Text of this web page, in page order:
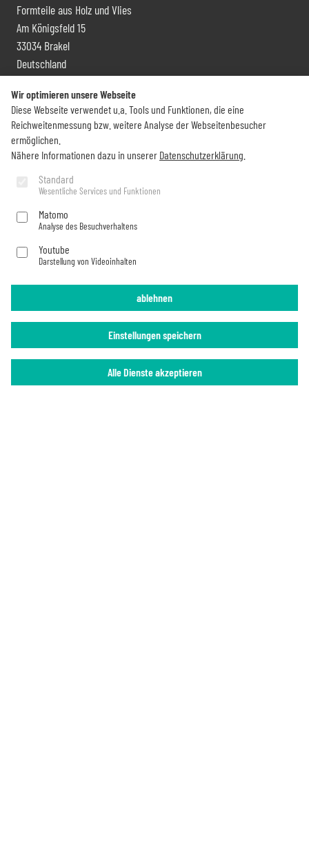
Formteile aus Holz und Vlies
Am Königsfeld 15
33034 Brakel
Deutschland
Kontakt und Vertrieb
+49 (0) 5272 6009 0
info@becker-brakel.de
Sie möchten rund um Becker immer auf dem Laufenden bleiben?
Jetzt abonnieren
Impressum Datenschutz
Wir optimieren unsere Webseite
Diese Webseite verwendet u.a. Tools und Funktionen, die eine
Reichweitenmessung bzw. weitere Analyse der Webseitenbesucher
ermöglichen.
Nähere Informationen dazu in unserer Datenschutzerklärung
Standard
Wesentliche Services und Funktionen
Matomo
Analyse des Besuchverhaltens
Youtube
Darstellung von Videoinhalten
Alle Dienste akzeptieren
Einstellungen speichern
ablehnen